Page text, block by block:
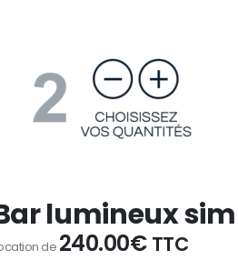
lumineux
de 240.00€ TTC